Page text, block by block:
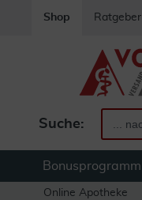
Shop Ratgeber
Suche:
Bonusprogramm
Online Apotheke